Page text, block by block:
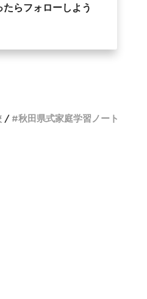
らフォローしよう
秋田県式家庭学習ノート